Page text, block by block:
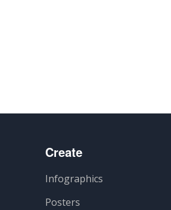
Create
Infographics
Posters